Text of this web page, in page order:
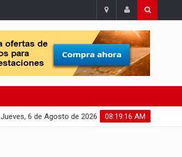
08:19:17 AM
Jueves, 6 de Agosto de 2026